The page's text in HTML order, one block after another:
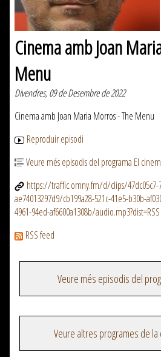
Cinema amb Joan
Menu
Divendres, 09 de Desembre de 2022
Cinema amb Joan Maria Morros - The Menu
Reproduir episodi
Veure més episodis del programa El
https://traffic.omny.fm/d/clips/47dc05c7-
ae74013297d9/cb199a28-521c-41e5-b30b-
4961-94ed-af6600a1308b/audio.mp3?dist=RSS
RSS feed
Veure més episodis del
Veure altres programes de la